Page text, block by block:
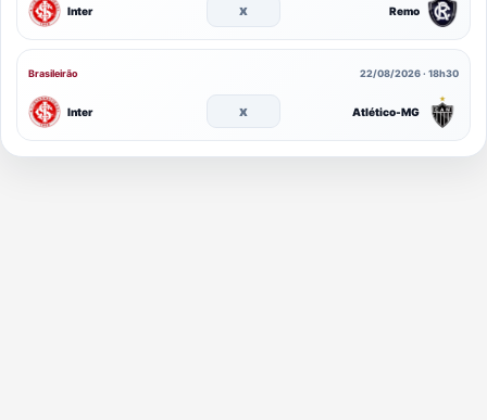
Inter x Remo
Brasileirão 22/08/2026 · 18h30
Inter x Atlético-MG